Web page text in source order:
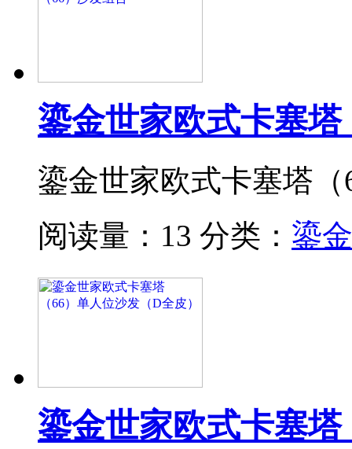
鎏金世家欧式卡塞
鎏金世家欧式卡塞塔
阅读量：13 分类： 鎏
鎏金世家欧式卡塞